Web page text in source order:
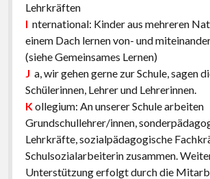
Lehrkräften
I nternational: Kinder aus mehreren
einem Dach lernen von- und
(siehe Gemeinsames Lernen)
J a, wir gehen gerne zur Schule, sagen
Schülerinnen, Lehrer und Lehrerinnen.
Kollegium: An unserer Schule arbeiten
Grundschullehrer/innen,
Lehrkräfte, sozialpädagogische
Schulsozialarbeiterin zusammen.
Unterstützung erfolgt durch die